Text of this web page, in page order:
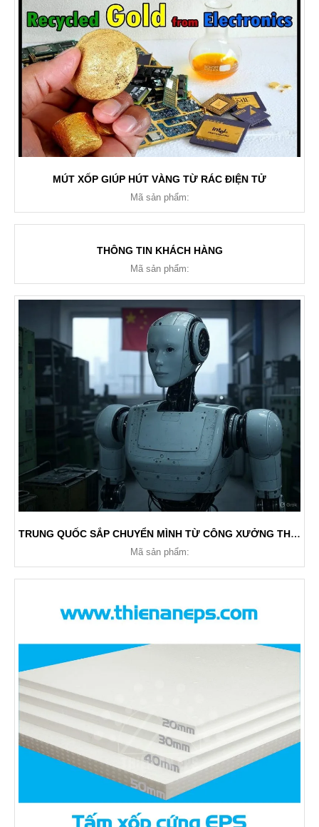
MÚT XỐP GIÚP HÚT VÀNG TỪ RÁC ĐIỆN TỬ
Mã sản phẩm:
THÔNG TIN KHÁCH HÀNG
Mã sản phẩm:
TRUNG QUỐC SẮP CHUYỂN MÌNH TỪ CÔNG XƯỞNG THẾ GIỚI THÀNH CƯỜNG QUỐC CÔNG NGHỆ CAO: VẬN HÀNH NHÀ MÁY KHÔNG ĐIỆN, KHÔNG ĐIỀU HÒA, CĂNG TIN HAY PHÒNG VỆ SINH
Mã sản phẩm: